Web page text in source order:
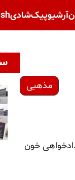
آرشیوپیک‌شادی
مذهبی
خون